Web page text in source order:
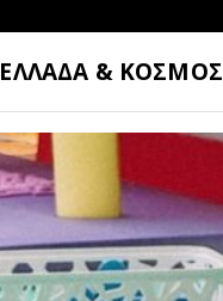
ΕΛΛΑΔΑ & ΚΟΣΜΟΣ